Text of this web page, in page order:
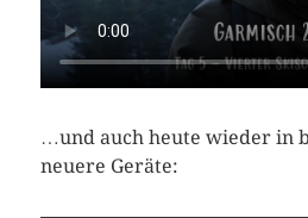
…und auch heute wieder in
neuere Geräte: